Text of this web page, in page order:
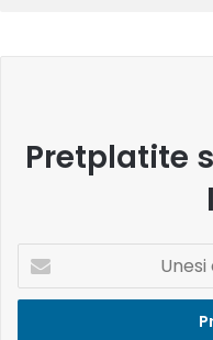
Pretplatite
e